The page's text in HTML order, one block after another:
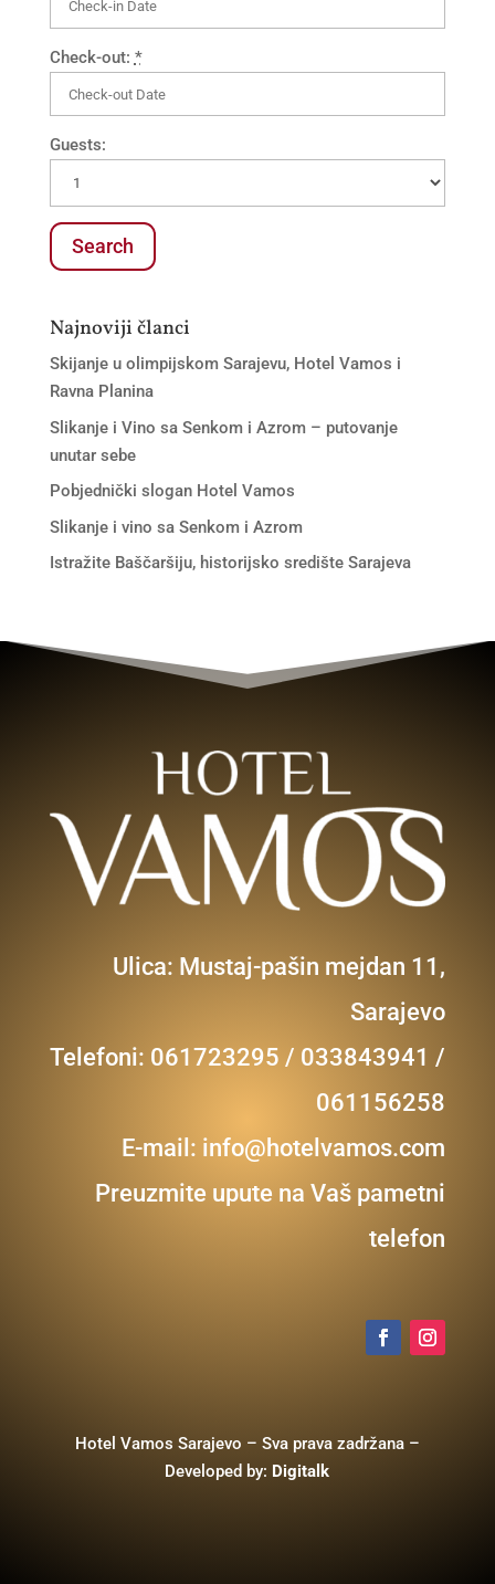
Check-out: *
Guests:
Najnoviji članci
Skijanje u olimpijskom Sarajevu, Hotel Vamos i
Ravna Planina
Slikanje i Vino sa Senkom i Azrom – putovanje
unutar sebe
Pobjednički slogan Hotel Vamos
Slikanje i vino sa Senkom i Azrom
Istražite Baščaršiju, historijsko središte Sarajeva
Ulica: Mustaj-pašin mejdan 11,
Sarajevo
Telefoni: 061723295 / 033843941 /
061156258
E-mail: info@hotelvamos.com
Preuzmite upute na Vaš pametni
telefon
Hotel Vamos Sarajevo – Sva prava zadržana –
Developed by: Digitalk